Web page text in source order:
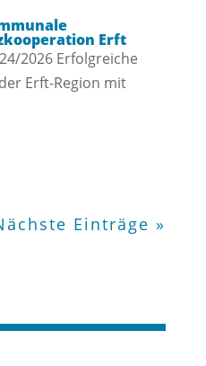
Erft
24/2026 Erfolgreiche
Erft-Region mit
Einträge »